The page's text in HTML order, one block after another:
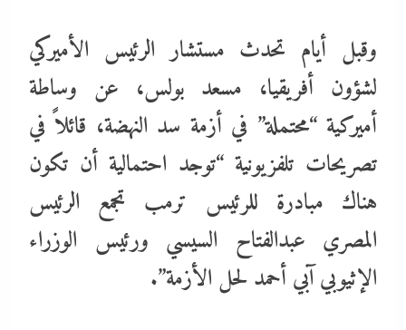
وقبل أيام تحدث مستشار الرئيس الأميركي
لشؤون أفريقيا، مسعد بولس، عن وساطة
أميركية “محتملة” في أزمة سد النهضة، قائلاً في
تصريحات تلفزيونية “توجد احتمالية أن تكون
هناك مبادرة للرئيس ترمب تجمع الرئيس
المصري عبدالفتاح السيسي ورئيس الوزراء
الإثيوبي آبي أحمد لحل الأزمة”.